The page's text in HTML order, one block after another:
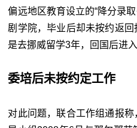
偏远地区教育设立的“降分录
剧学院，毕业后却未按约返
是去挪威留学3年，回国后进入
委培后未按约定工作
对此问题，联合工作组通报